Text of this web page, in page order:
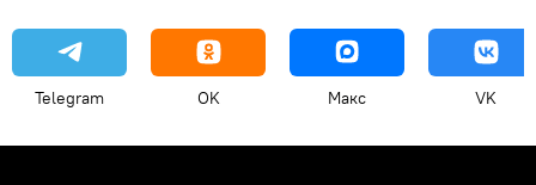
Telegram OK Макс VK